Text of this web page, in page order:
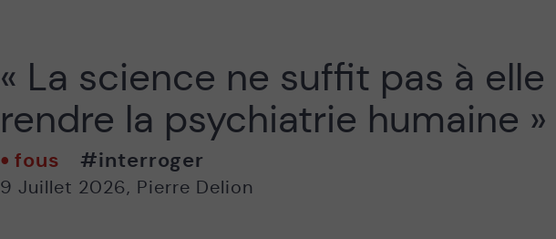
« La science ne suffit pas à elle
rendre la psychiatrie humaine »
fous #interroger
9 Juillet 2026, Pierre Delion